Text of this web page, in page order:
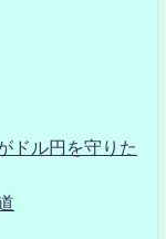
ドル円を守りた